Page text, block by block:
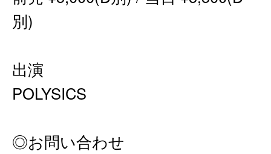
別)
出演
POLYSICS
◎お問い合わせ